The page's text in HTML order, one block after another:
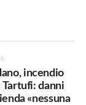
incendio
Tartufi: danni
«nessuna